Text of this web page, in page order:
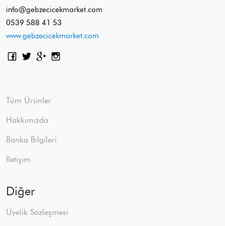
info@gebzecicekmarket.com
0539 588 41 53
www.gebzecicekmarket.com
Tüm Ürünler
Hakkımızda
Banka Bilgileri
İletişim
Diğer
Üyelik Sözleşmesi